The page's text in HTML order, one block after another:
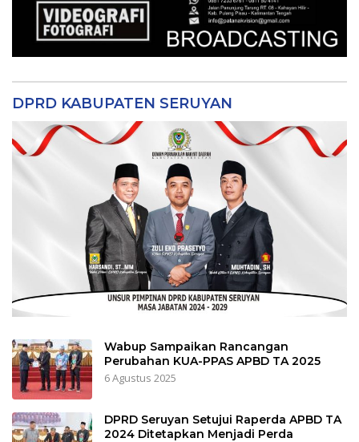
DPRD KABUPATEN SERUYAN
Wabup Sampaikan Rancangan
Perubahan KUA-PPAS APBD TA 2025
6 Agustus 2025
DPRD Seruyan Setujui Raperda APBD TA
2024 Ditetapkan Menjadi Perda